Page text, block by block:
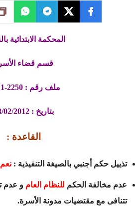
المحكمة الابتدائية
قسم قضاء
ملف رقم : 2250-11/11
بتاريخ : 13/02/2012
القاعدة :
تذييل حكم أجنبي بالصيغة التنفيذية : نعم
عدم مخالفة الحكم للنظام العام و عدم
تتنافى مع مقتضيات مدونة الأسرة.